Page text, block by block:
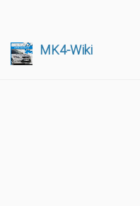
MK4-Wiki